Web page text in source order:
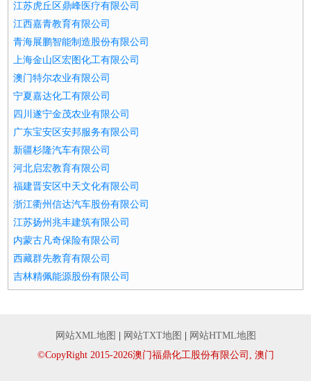
江苏虎丘区鼎峰医疗有限公司
江西嘉青教育有限公司
青海展鹏智能制造股份有限公司
上海金山区宏图化工有限公司
澳门特尔农业有限公司
宁夏嘉达化工有限公司
四川遂宁金茂农业有限公司
广东宝安区安邦服务有限公司
新疆杉隆汽车有限公司
河北启宏教育有限公司
福建晋安区中天文化有限公司
浙江衢州信达汽车股份有限公司
江苏扬州兆丰建筑有限公司
内蒙古凡奇保险有限公司
西藏群先教育有限公司
吉林精佩能源股份有限公司
网站XML地图 网站TXT地图
网站HTML地图
©CopyRight 2015-2026澳门福鼎化工股份有限公司, 澳门